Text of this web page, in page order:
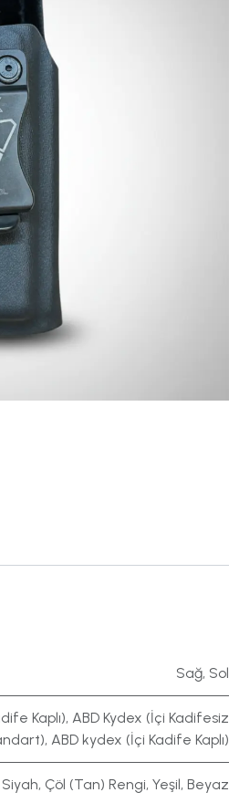
Sağ, Sol
Kaplı), ABD Kydex (İçi Kadifesiz
, ABD kydex (İçi Kadife Kaplı)
Siyah, Çöl (Tan) Rengi, Yeşil, Beyaz